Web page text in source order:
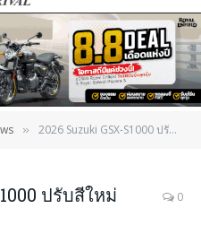
» 2026 Suzuki GSX-S1000 ปรับสีใหม่ อย่างอื่นเหมือนเดิม
ปรับสีใหม่
0